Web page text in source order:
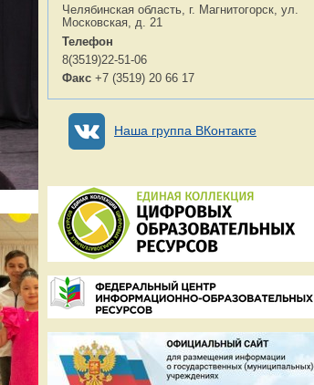
Челябинская область, г. Магнитогорск, ул.
Московская, д. 21
Телефон
8(3519)22-51-06
Факс +7 (3519) 20 66 17
Наша группа ВКонтакте